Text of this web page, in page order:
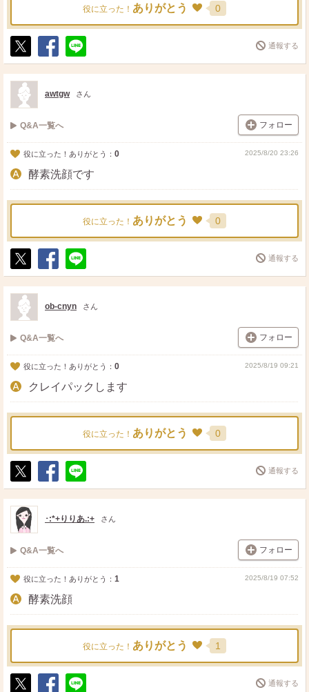
役に立った！ ありがとう 0
ポ
ス
ト
シ
ェ
送
る
通報する
awtgw さん
Q&A一覧へ フォロー
役に立った！ありがとう： 0 2025/8/20 23:26
酵素洗顔です
役に立った！ ありがとう 0
ポ
ス
ト
シ
ェ
送
る
通報する
ob-cnyn さん
Q&A一覧へ フォロー
役に立った！ありがとう： 0 2025/8/19 09:21
クレイパックします
役に立った！ ありがとう 0
ポ
ス
ト
シ
ェ
送
る
通報する
･:*+りりあ.:+ さん
Q&A一覧へ フォロー
役に立った！ありがとう： 1 2025/8/19 07:52
酵素洗顔
役に立った！ ありがとう 1
通報する